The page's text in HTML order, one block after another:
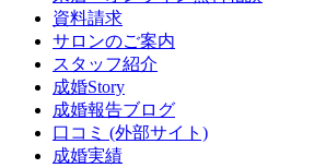
資料請求
サロンのご案内
スタッフ紹介
成婚Story
成婚報告ブログ
口コミ (外部サイト)
成婚実績